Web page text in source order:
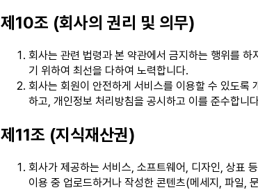
제10조 (회사의 권리 및 의무)
회사는 관련 법령과 본 약관에서 금지하는 행위를
기 위하여 최선을 다하여 노력합니다.
회사는 회원이 안전하게 서비스를 이용할 수 있도록
하고, 개인정보 처리방침을 공시하고 이를 준수합니
제11조 (지식재산권)
회사가 제공하는 서비스, 소프트웨어, 디자인, 상표
이용 중 업로드하거나 작성한 콘텐츠(메세지, 파일,